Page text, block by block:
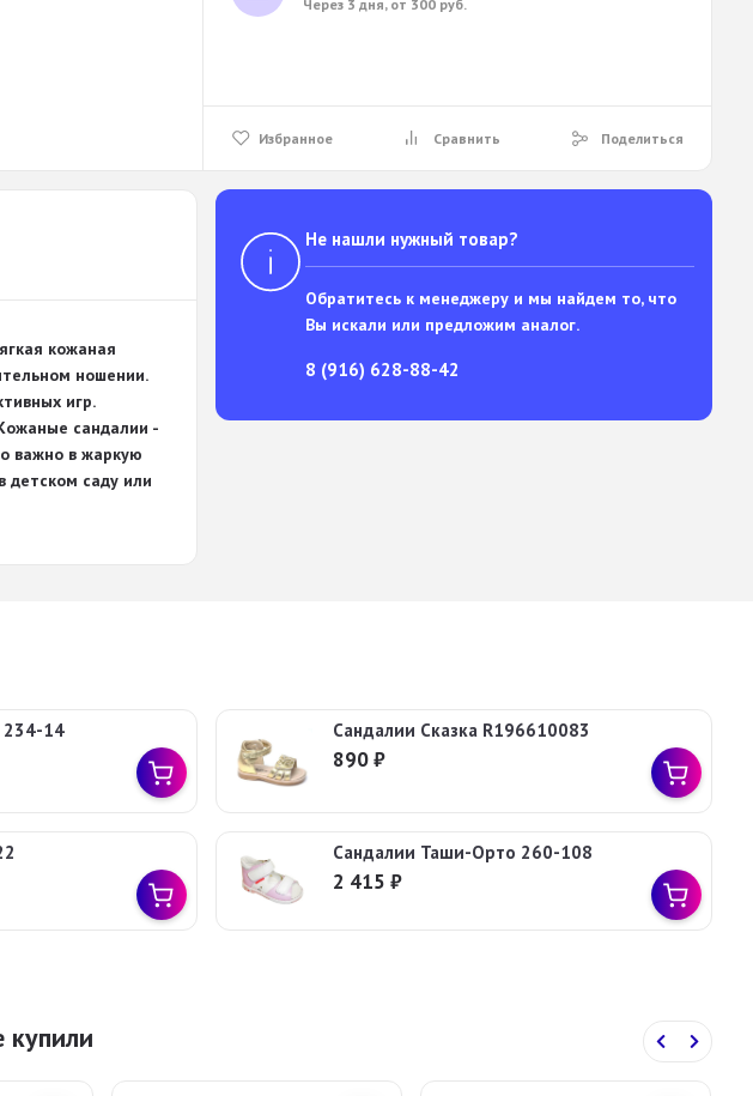
Через 3 дня, от 300 руб.
Избранное Сравнить Поделиться
кожаная
ношении.
игр.
сандалии -
важно в жаркую
детском саду или
Не нашли нужный товар?
Обратитесь к менеджеру и мы найдем то, что
Вы искали или предложим аналог.
8 (916) 628-88-42
234-14 Сандалии Сказка R196610083
890₽
Сандалии Таши-Орто 260-108
2 415 ₽
купили